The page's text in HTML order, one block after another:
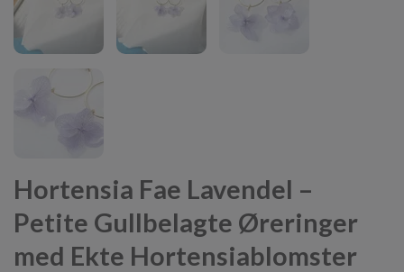
Hortensia Fae Lavendel –
Petite Gullbelagte Øreringer
med Ekte Hortensiablomster